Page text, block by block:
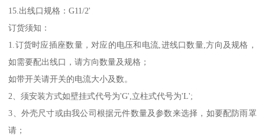
15.出线口规格：G11/2'
订货须知：
1.订货时应插座数量，对应的电压和电流,进线口数量,方向及规格，
如需要配出线口，请方向数量及规格；
如带开关请开关的电流大小及数。
2、须安装方式如壁挂式代号为'G',立柱式代号为'L';
3、外壳尺寸或由我公司根据元件数量及参数来选择，如要配防雨罩
请；